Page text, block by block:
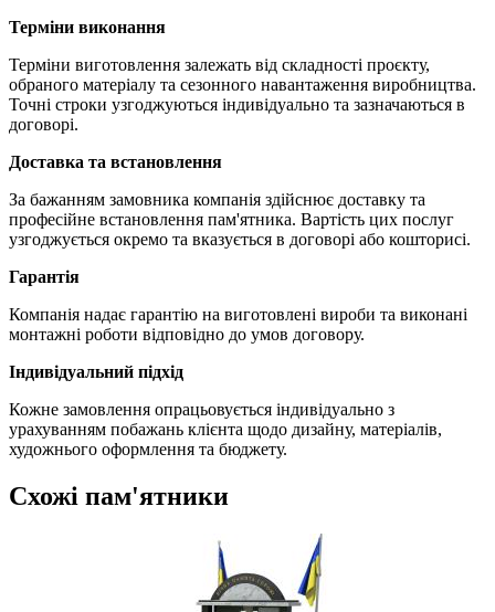
Терміни виконання
Терміни виготовлення залежать від складності проєкту,
обраного матеріалу та сезонного навантаження виробництва.
Точні строки узгоджуються індивідуально та зазначаються в
договорі.
Доставка та встановлення
За бажанням замовника компанія здійснює доставку та
професійне встановлення пам'ятника. Вартість цих послуг
узгоджується окремо та вказується в договорі або кошторисі.
Гарантія
Компанія надає гарантію на виготовлені вироби та виконані
монтажні роботи відповідно до умов договору.
Індивідуальний підхід
Кожне замовлення опрацьовується індивідуально з
урахуванням побажань клієнта щодо дизайну, матеріалів,
художнього оформлення та бюджету.
Схожі пам'ятники